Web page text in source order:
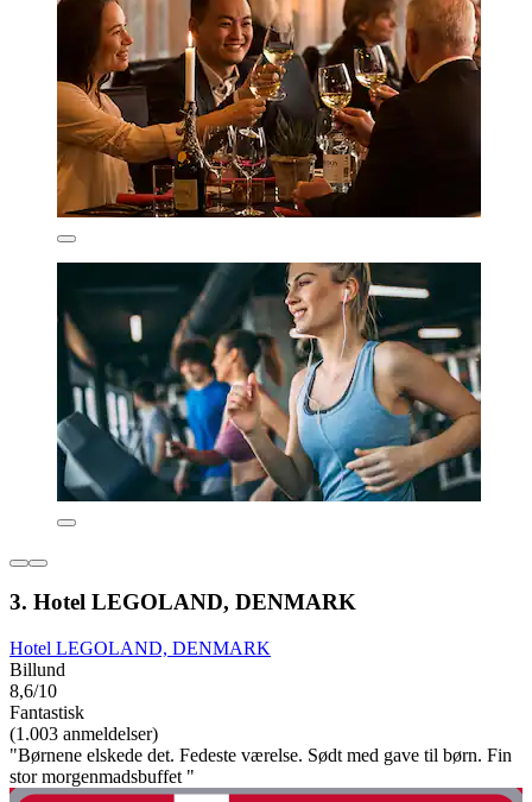
3. Hotel LEGOLAND, DENMARK
Hotel LEGOLAND, DENMARK
Billund
8,6/10
Fantastisk
(1.003 anmeldelser)
"Børnene elskede det. Fedeste værelse. Sødt med gave til børn. Fin
stor morgenmadsbuffet "